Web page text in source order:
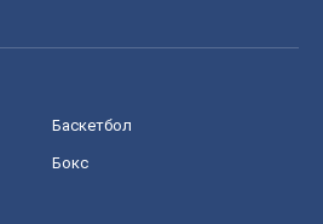
Баскетбол
Бокс